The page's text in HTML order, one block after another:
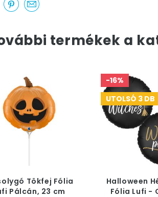
termékek a
Tökfej Fólia
Pálcán, 23 cm
-16%
UTOLSÓ 3 DB
Halloween
Fólia Lufi -